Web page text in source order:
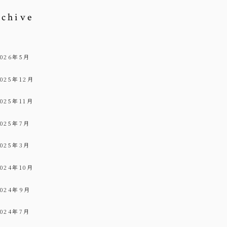
年5月
年12月
年11月
年7月
年3月
年10月
年9月
年7月